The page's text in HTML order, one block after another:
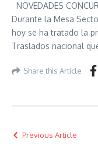
NOVEDADES
Durante la Mesa
hoy se ha tratado la
Traslados nacional
Share this Article
Previous Article